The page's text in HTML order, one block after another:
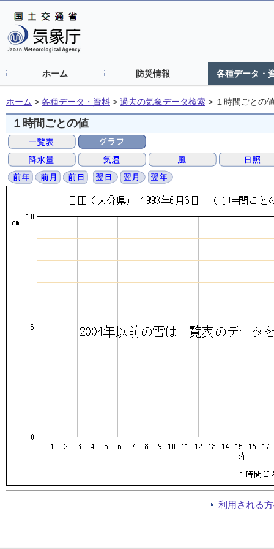
ホーム 防災情報 各種データ・
ホーム > 各種データ・資料 > 過去の気象データ検索 > １時間ごとの
１時間ごとの値
利用される